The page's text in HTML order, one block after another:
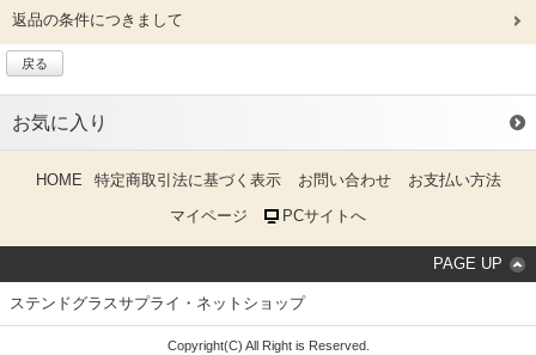
返品の条件につきまして
戻る
お気に入り
HOME 特定商取引法に基づく表示 お問い合わせ
お支払い方法
マイページ
PCサイトへ
PAGE UP
ステンドグラスサプライ・ネットショップ
Copyright(C) All Right is Reserved.